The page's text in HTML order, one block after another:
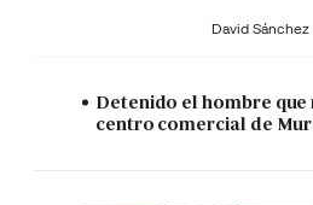
David
Detenido el hombre que
centro comercial de